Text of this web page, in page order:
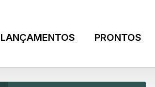
PRONTOS
LANÇAMENTOS